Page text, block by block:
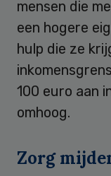
mensen die
een hogere
hulp die ze
100 euro aan
omhoog.
Zorg